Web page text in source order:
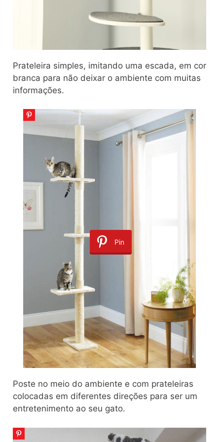
Prateleira simples, imitando uma escada, em cor
branca para não deixar o ambiente com muitas
informações.
Pin
Poste no meio do ambiente e com prateleiras
colocadas em diferentes direções para ser um
entretenimento ao seu gato.